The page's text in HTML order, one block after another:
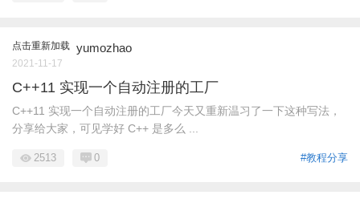
点击重新加载 yumozhao
2021-11-17
C++11 实现一个自动注册的工厂
C++11 实现一个自动注册的工厂今天又重新温习了一下这种写法，
分享给大家，可见学好 C++ 是多么 ...
#教程分享
2513 0